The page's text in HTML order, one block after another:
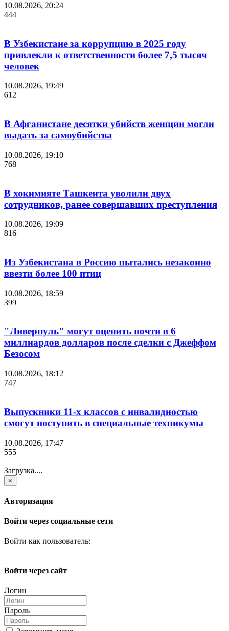
10.08.2026, 20:24
444
В Узбекистане за коррупцию в 2025 году
привлекли к ответственности более 7,5 тысяч
человек
10.08.2026, 19:49
612
В Афганистане десятки убийств женщин могли
выдать за самоубийства
10.08.2026, 19:10
768
В хокимияте Ташкента уволили двух
сотрудников, ранее совершавших преступления
10.08.2026, 19:09
816
Из Узбекистана в Россию пытались незаконно
ввезти более 100 птиц
10.08.2026, 18:59
399
"Ливерпуль" могут оценить почти в 6
миллиардов долларов после сделки с Джеффом
Безосом
10.08.2026, 18:12
747
Выпускники 11-х классов с инвалидностью
смогут поступить в специальные техникумы
10.08.2026, 17:47
555
Загрузка....
×
Авторизация
Войти через социальные сети
Войти как пользователь:
Войти через сайт
Логин
Пароль